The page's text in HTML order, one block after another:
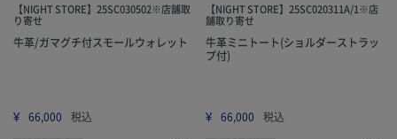
【NIGHT STORE】25SC030502※店舗取
り寄せ
牛革/ガマグチ付スモールウォレット
¥ 66,000 税込
【NIGHT STORE】25SC020311A/1※店
舗取り寄せ
牛革ミニトート(ショルダーストラッ
プ付)
¥ 66,000 税込